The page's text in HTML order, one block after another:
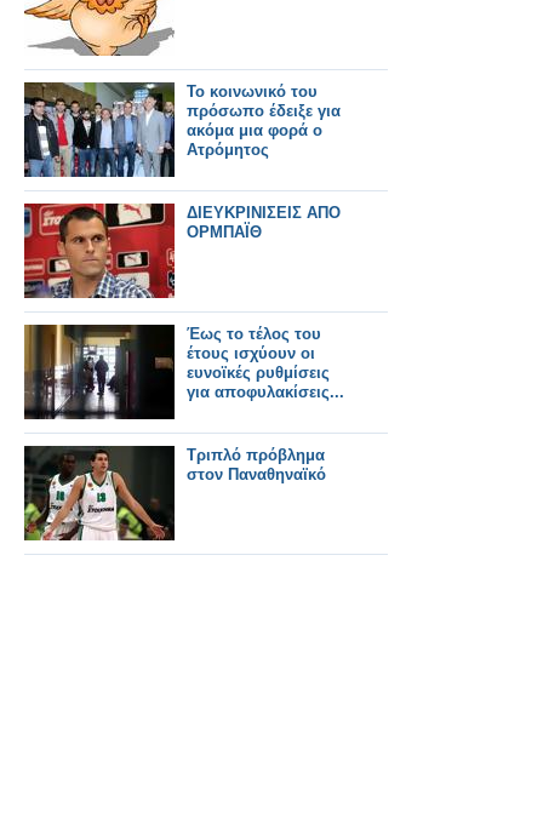
Το κοινωνικό του
πρόσωπο έδειξε για
ακόμα μια φορά ο
Ατρόμητος
ΔΙΕΥΚΡΙΝΙΣΕΙΣ ΑΠΟ
ΟΡΜΠΑΪΘ
Έως το τέλος του
έτους ισχύουν οι
ευνοϊκές ρυθμίσεις
για αποφυλακίσεις...
Τριπλό πρόβλημα
στον Παναθηναϊκό